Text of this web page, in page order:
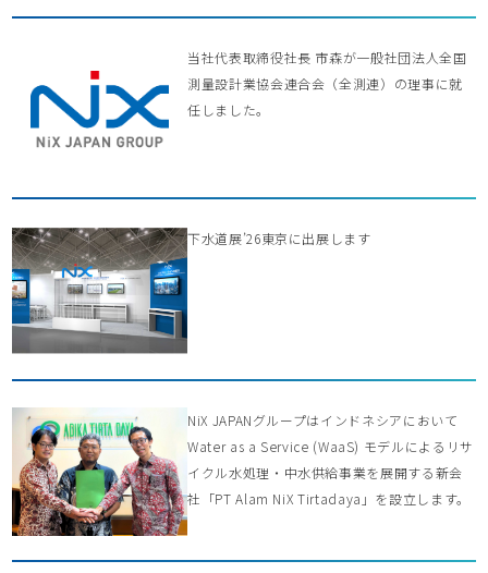
当社代表取締役社長 市森が一般社団法人全国
測量設計業協会連合会（全測連）の理事に就
任しました。
下水道展’26東京に出展します
NiX JAPANグループはインドネシアにおいて
Water as a Service (WaaS) モデルによるリサ
イクル水処理・中水供給事業を展開する新会
社「PT Alam NiX Tirtadaya」を設立します。